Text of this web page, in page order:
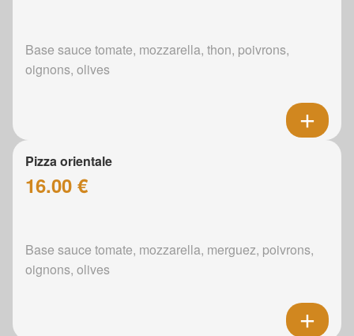
Base sauce tomate, mozzarella, thon, poivrons,
oignons, olives
Pizza orientale
16.00 €
Base sauce tomate, mozzarella, merguez, poivrons,
oignons, olives